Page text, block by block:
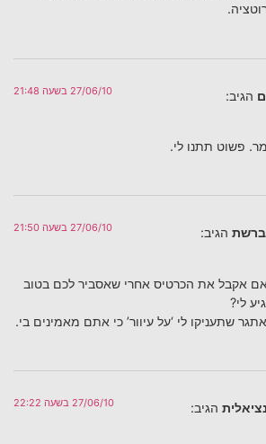
הגיב: 27/06/10 בשעה 21:48
פשוט תתנו לי.
ברשת הגיב: 27/06/10 בשעה 21:50
אקבל את הכרטיס אחרי שאסביר לכם בטוב
לי?
שתעניקו לי ‘על עיוור’ כי אתם מאמינים בי.
הגיב: 27/06/10 בשעה 22:22